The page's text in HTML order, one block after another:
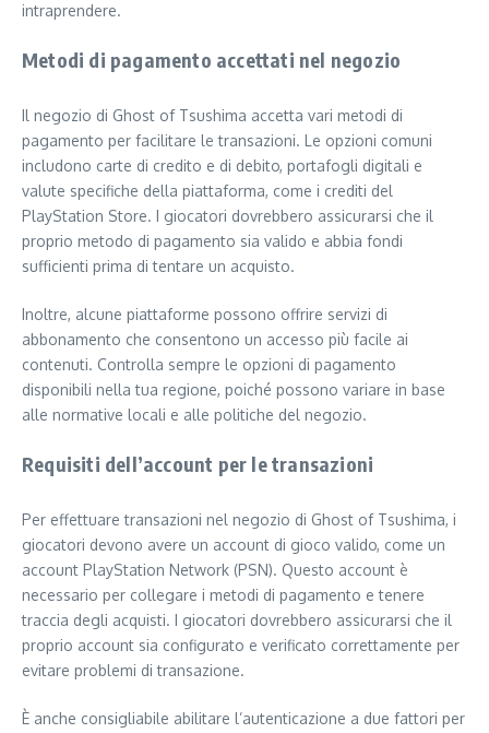
intraprendere.
Metodi di pagamento accettati nel negozio
Il negozio di Ghost of Tsushima accetta vari metodi di
pagamento per facilitare le transazioni. Le opzioni comuni
includono carte di credito e di debito, portafogli digitali e
valute specifiche della piattaforma, come i crediti del
PlayStation Store. I giocatori dovrebbero assicurarsi che il
proprio metodo di pagamento sia valido e abbia fondi
sufficienti prima di tentare un acquisto.
Inoltre, alcune piattaforme possono offrire servizi di
abbonamento che consentono un accesso più facile ai
contenuti. Controlla sempre le opzioni di pagamento
disponibili nella tua regione, poiché possono variare in base
alle normative locali e alle politiche del negozio.
Requisiti dell’account per le transazioni
Per effettuare transazioni nel negozio di Ghost of Tsushima, i
giocatori devono avere un account di gioco valido, come un
account PlayStation Network (PSN). Questo account è
necessario per collegare i metodi di pagamento e tenere
traccia degli acquisti. I giocatori dovrebbero assicurarsi che il
proprio account sia configurato e verificato correttamente per
evitare problemi di transazione.
È anche consigliabile abilitare l’autenticazione a due fattori per